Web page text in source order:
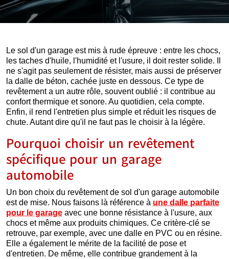
Le sol d'un garage est mis à rude épreuve : entre les chocs,
les taches d'huile, l'humidité et l'usure, il doit rester solide. Il
ne s'agit pas seulement de résister, mais aussi de préserver
la dalle de béton, cachée juste en dessous. Ce type de
revêtement a un autre rôle, souvent oublié : il contribue au
confort thermique et sonore. Au quotidien, cela compte.
Enfin, il rend l'entretien plus simple et réduit les risques de
chute. Autant dire qu'il ne faut pas le choisir à la légère.
Pourquoi choisir un revêtement
spécifique pour un garage
automobile
Un bon choix du revêtement de sol d'un garage automobile
est de mise. Nous faisons là référence à une dalle parfaite
pour le garage avec une bonne résistance à l'usure, aux
chocs et même aux produits chimiques. Ce critère-clé se
retrouve, par exemple, avec une dalle en PVC ou en résine.
Elle a également le mérite de la facilité de pose et
d'entretien. De même, elle contribue grandement à la